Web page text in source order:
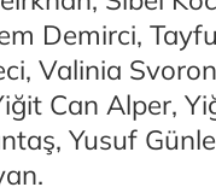
Demirci,
Valinia
Can Alper,
Yusuf